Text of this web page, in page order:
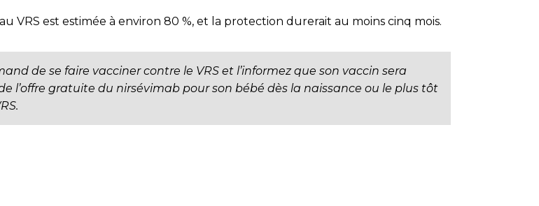
VRS est estimée à environ 80 %, et la protection durerait au moins cinq mois.
de se faire vacciner contre le VRS et l’informez que son vaccin sera
l’offre gratuite du nirsévimab pour son bébé dès la naissance ou le plus tôt